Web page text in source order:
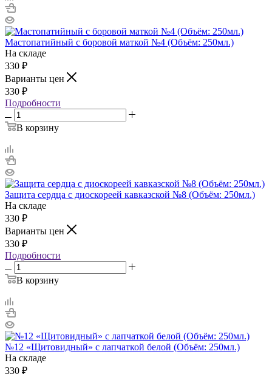
Мастопатийный с боровой маткой №4 (Объём: 250мл.)
На складе
330 ₽
Варианты цен
330 ₽
Подробности
В корзину
Защита сердца с диоскореей кавказской №8 (Объём: 250мл.)
На складе
330 ₽
Варианты цен
330 ₽
Подробности
В корзину
№12 «Щитовидный» с лапчаткой белой (Объём: 250мл.)
На складе
330 ₽